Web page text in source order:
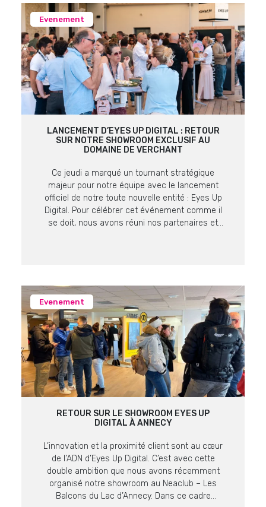
Evenement
LANCEMENT D’EYES UP DIGITAL : RETOUR
SUR NOTRE SHOWROOM EXCLUSIF AU
DOMAINE DE VERCHANT
Ce jeudi a marqué un tournant stratégique
majeur pour notre équipe avec le lancement
officiel de notre toute nouvelle entité : Eyes Up
Digital. Pour célébrer cet événement comme il
se doit, nous avons réuni nos partenaires et
Evenement
RETOUR SUR LE SHOWROOM EYES UP
DIGITAL À ANNECY
L’innovation et la proximité client sont au cœur
de l’ADN d’Eyes Up Digital. C’est avec cette
double ambition que nous avons récemment
organisé notre showroom au Neaclub – Les
Balcons du Lac d’Annecy. Dans ce cadre